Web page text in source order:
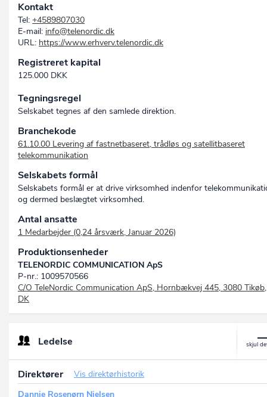
Kontakt
Tel: +4589807030
E-mail: info@telenordic.dk
URL: https://www.erhverv.telenordic.dk
Registreret kapital
125.000 DKK
Tegningsregel
Selskabet tegnes af den samlede direktion.
Branchekode
61.10.00 Levering af fastnetbaseret, trådløs og satellitbaseret
telekommunikation
Selskabets formål
Selskabets formål er at drive virksomhed indenfor
og dermed beslægtet virksomhed.
Antal ansatte
1 Medarbejder (0,24 årsværk, Januar 2026)
Produktionsenheder
TELENORDIC COMMUNICATION ApS
P-nr.: 1009570566
C/O TeleNordic Communication ApS, Hornbækvej 445, 3080 Tikøb,
DK
Ledelse
Direktører
Vis direktørhistorik
Dannie Rosenørn Nielsen